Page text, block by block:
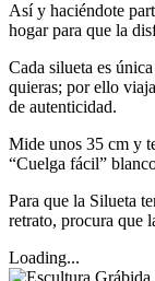
Así y haciéndote
hogar para que la
Cada silueta es
quieras; por ello
de autenticidad.
Mide unos 35 cm y
“Cuelga fácil”
Para que la Silueta
retrato, procura que
Loading...